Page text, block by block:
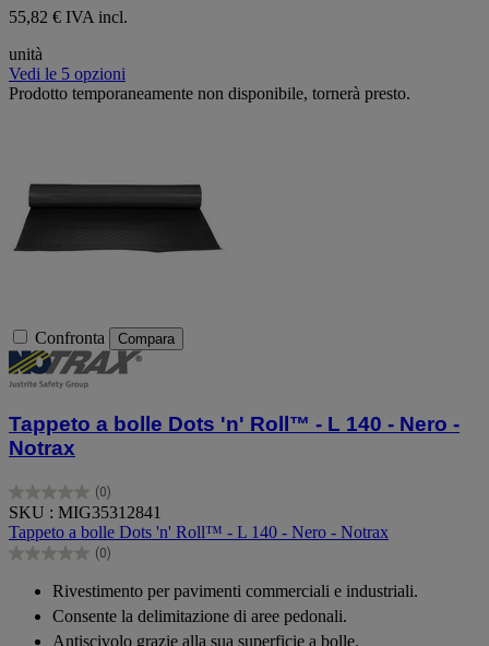
55,82 € IVA incl.
unità
Vedi le 5 opzioni
Prodotto temporaneamente non disponibile, tornerà presto.
Confronta Compara
Tappeto a bolle Dots 'n' Roll™ - L 140 - Nero -
Notrax
(0)
0.0
su
5
stelle.
SKU : MIG35312841
Tappeto a bolle Dots 'n' Roll™ - L 140 - Nero - Notrax
(0)
0.0
stelle.
Rivestimento per pavimenti commerciali e industriali.
Consente la delimitazione di aree pedonali.
Antiscivolo grazie alla sua superficie a bolle.